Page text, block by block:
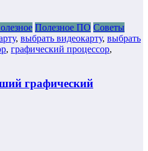
Полезное ПО Советы
, выбрать видеокарту, выбрать
, графический процессор,
графический